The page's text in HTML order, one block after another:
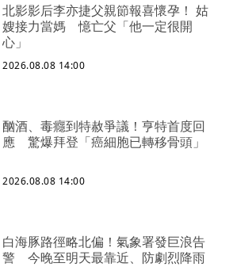
北影影后李亦捷父親節報喜懷孕！ 姑
嫂接力當媽 憶亡父「他一定很開
心」
2026.08.08 14:00
酗酒、毒癮到特赦爭議！亨特首度回
應 驚爆拜登「癌細胞已轉移骨頭」
2026.08.08 14:00
白海豚路徑略北偏！氣象署發巨浪告
警 今晚至明天最靠近、防劇烈降雨